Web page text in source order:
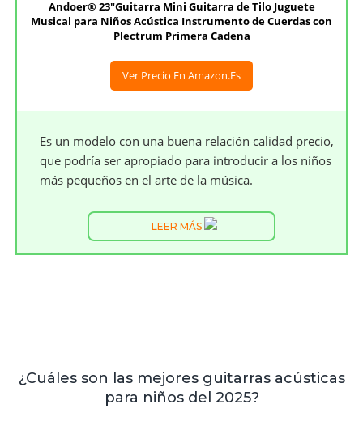
Andoer® 23"Guitarra Mini Guitarra de Tilo Juguete
Musical para Niños Acústica Instrumento de Cuerdas con
Plectrum Primera Cadena
Ver Precio En Amazon.es
Es un modelo con una buena relación calidad precio,
que podría ser apropiado para introducir a los niños
más pequeños en el arte de la música.
LEER MÁS
¿Cuáles son las mejores guitarras acústicas
para niños del 2025?